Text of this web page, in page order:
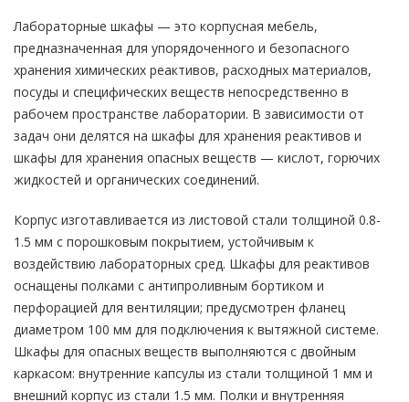
Лабораторные шкафы — это корпусная мебель,
предназначенная для упорядоченного и безопасного
хранения химических реактивов, расходных материалов,
посуды и специфических веществ непосредственно в
рабочем пространстве лаборатории. В зависимости от
задач они делятся на шкафы для хранения реактивов и
шкафы для хранения опасных веществ — кислот, горючих
жидкостей и органических соединений.
Корпус изготавливается из листовой стали толщиной 0.8-
1.5 мм с порошковым покрытием, устойчивым к
воздействию лабораторных сред. Шкафы для реактивов
оснащены полками с антипроливным бортиком и
перфорацией для вентиляции; предусмотрен фланец
диаметром 100 мм для подключения к вытяжной системе.
Шкафы для опасных веществ выполняются с двойным
каркасом: внутренние капсулы из стали толщиной 1 мм и
внешний корпус из стали 1.5 мм. Полки и внутренняя